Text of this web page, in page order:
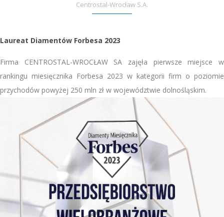
Centrostal-Wrocław S.A.
Laureat Diamentów Forbesa 2023
Firma CENTROSTAL-WROCŁAW SA zajęła pierwsze miejsce w
rankingu miesięcznika Forbesa 2023 w kategorii firm o poziomie
przychodów powyżej 250 mln zł w województwie dolnośląskim.